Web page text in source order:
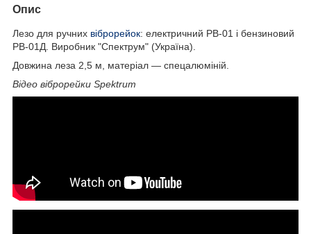
Опис
Лезо для ручних віброрейок: електричний РВ-01 і бензиновий
РВ-01Д. Виробник "Спектрум" (Україна).
Довжина леза 2,5 м, матеріал — спецалюміній.
Відео віброрейки Spektrum